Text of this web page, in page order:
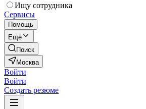
Ищу сотрудника
Сервисы
Помощь
Ещё
Поиск
Москва
Войти
Войти
Создать резюме